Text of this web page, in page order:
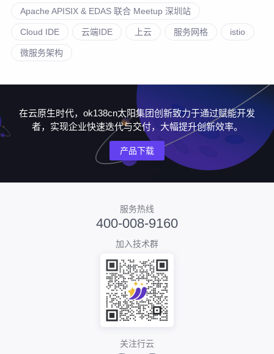
Apache APISIX & EDAS 联合 Meetup 深圳站
Cloud IDE 云端IDE 上云 服务网格 istio
微服务架构
在云原生时代，ok138cn太阳集团创新致力于通过赋能开发
者，实现企业快速迭代与交付，大幅提升创新效率。
产品下载
服务热线
400-008-9160
加入技术群
关注行云